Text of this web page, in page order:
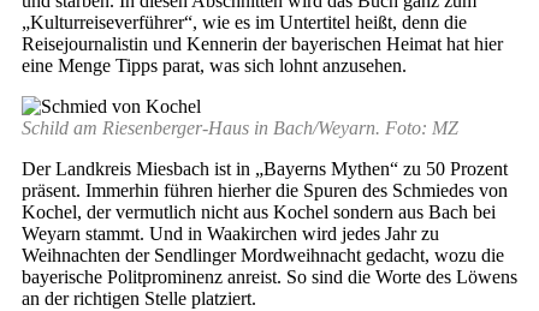
„Kulturreiseverführer“, wie es im Untertitel heißt, denn die
Reisejournalistin und Kennerin der bayerischen Heimat hat hier
eine Menge Tipps parat, was sich lohnt anzusehen.
Schild am Riesenberger-Haus in Bach/Weyarn. Foto: MZ
Der Landkreis Miesbach ist in „Bayerns Mythen“ zu 50 Prozent
präsent. Immerhin führen hierher die Spuren des Schmiedes von
Kochel, der vermutlich nicht aus Kochel sondern aus Bach bei
Weyarn stammt. Und in Waakirchen wird jedes Jahr zu
Weihnachten der Sendlinger Mordweihnacht gedacht, wozu die
bayerische Politprominenz anreist. So sind die Worte des Löwens
an der richtigen Stelle platziert.